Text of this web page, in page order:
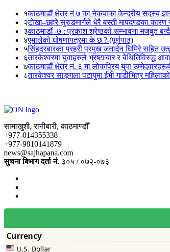
१काठमाडौं क्षेत्र नं ७ का नेकपाका केन्द्रीय सदस्य
२टोखा–छहरे सुरुङमार्गले धेरै बस्ती मापदण्डका
३काठमाडौं–७ : प्रकाश श्रेष्ठको सम्भावना मजबुत
४एमालेको घोषणापत्रमा के छ ? (पूर्णपाठ)
५सिंहदरबारका प्रहरी प्रमुख जनार्दन घिमिरे सहित
६तारकेश्वरमा युवाहरुले भ्रष्टाचार र बेथितिविरुद्ध
७काठमाडौं क्षेत्र नं. ६ मा लोकप्रिय युवा
८तारकेश्वर साङ्गला पटापुमा ईभी गाडीभित्र
सामाखुशी, रानीबारी, काठमाण्डौँ
+977-014355338
+977-9810141879
news@sajhapana.com
सुचना बिभाग दर्ता नं. ३०५ / ०७२-०७३